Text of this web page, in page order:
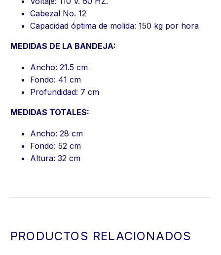
Cabezal No. 12
Capacidad óptima de molida: 150 kg por hora
MEDIDAS DE LA BANDEJA:
Ancho: 21.5 cm
Fondo: 41 cm
Profundidad: 7 cm
MEDIDAS TOTALES:
Ancho: 28 cm
Fondo: 52 cm
Altura: 32 cm
PRODUCTOS RELACIONADOS